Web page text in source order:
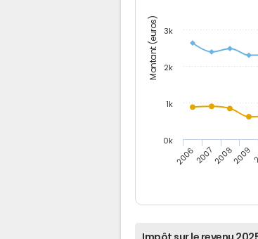
Montant (euros)
2006200720082009
0k
1k
2k
3k